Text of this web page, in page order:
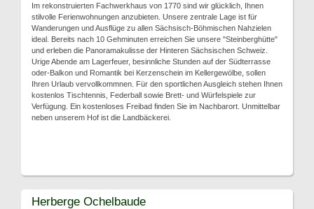
Im rekonstruierten Fachwerkhaus von 1770 sind wir glücklich, Ihnen
stilvolle Ferienwohnungen anzubieten. Unsere zentrale Lage ist für
Wanderungen und Ausflüge zu allen Sächsisch-Böhmischen Nahzielen
ideal. Bereits nach 10 Gehminuten erreichen Sie unsere "Steinberghütte"
und erleben die Panoramakulisse der Hinteren Sächsischen Schweiz.
Urige Abende am Lagerfeuer, besinnliche Stunden auf der Südterrasse
oder-Balkon und Romantik bei Kerzenschein im Kellergewölbe, sollen
Ihren Urlaub vervollkommnen. Für den sportlichen Ausgleich stehen Ihnen
kostenlos Tischtennis, Federball sowie Brett- und Würfelspiele zur
Verfügung. Ein kostenloses Freibad finden Sie im Nachbarort. Unmittelbar
neben unserem Hof ist die Landbäckerei.
Herberge Ochelbaude